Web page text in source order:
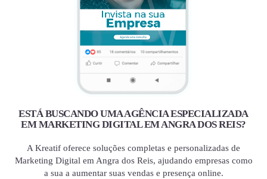
ESTÁ BUSCANDO UMA AGÊNCIA ESPECIALIZADA
EM MARKETING DIGITAL EM ANGRA DOS REIS?
A Kreatif oferece soluções completas e personalizadas de
Marketing Digital em Angra dos Reis, ajudando empresas como
a sua a aumentar suas vendas e presença online.